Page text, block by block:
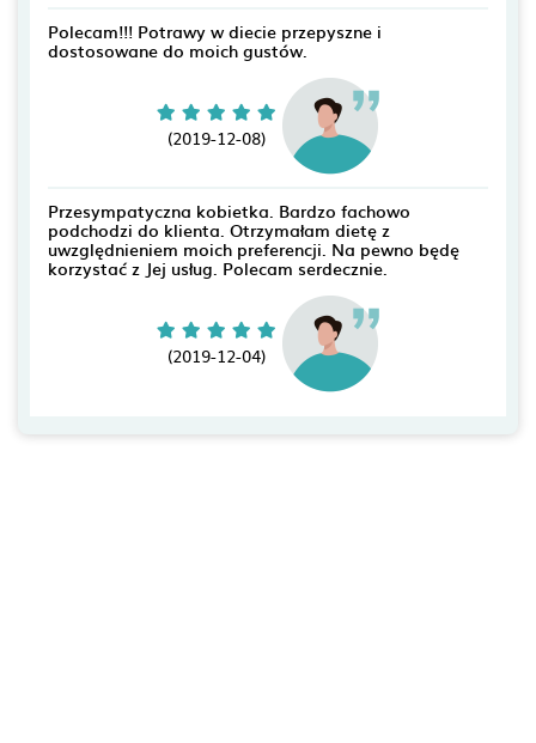
Polecam!!! Potrawy w diecie przepyszne i
dostosowane do moich gustów.
(2019-12-08)
Przesympatyczna kobietka. Bardzo fachowo
podchodzi do klienta. Otrzymałam dietę z
uwzględnieniem moich preferencji. Na pewno będę
korzystać z Jej usług. Polecam serdecznie.
(2019-12-04)